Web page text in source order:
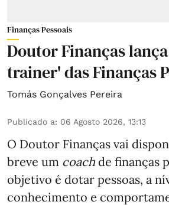
Finanças Pessoais
Doutor Finanças
trainer' das Finanças
Tomás Gonçalves Pereira
Publicado a: 06 Agosto 2026, 13:13
O Doutor Finanças vai
breve um coach de finanças
objetivo é dotar pessoas, a
conhecimento e